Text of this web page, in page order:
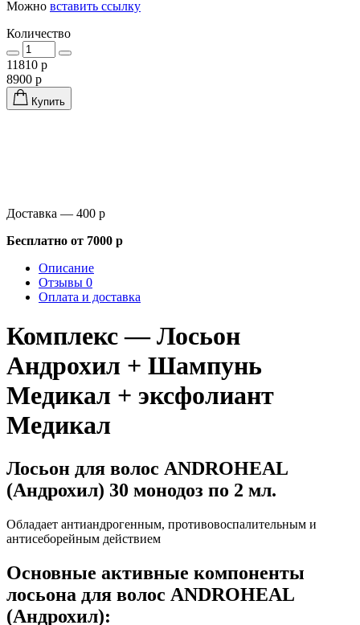
Можно вставить ссылку
Количество
11810 р
8900 р
Купить
Доставка — 400 р
Бесплатно от 7000 р
Описание
Отзывы 0
Оплата и доставка
Комплекс — Лосьон
Андрохил + Шампунь
Медикал + эксфолиант
Медикал
Лосьон для волос ANDROHEAL
(Андрохил) 30 монодоз по 2 мл.
Обладает антиандрогенным, противовоспалительным и
антисеборейным действием
Основные активные компоненты
лосьона для волос ANDROHEAL
(Андрохил):